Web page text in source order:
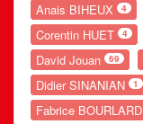
Anais BIHEUX 4
Corentin HUET 4
David Jouan 69
Didier SINANIAN 1
Fabrice BOURLARD